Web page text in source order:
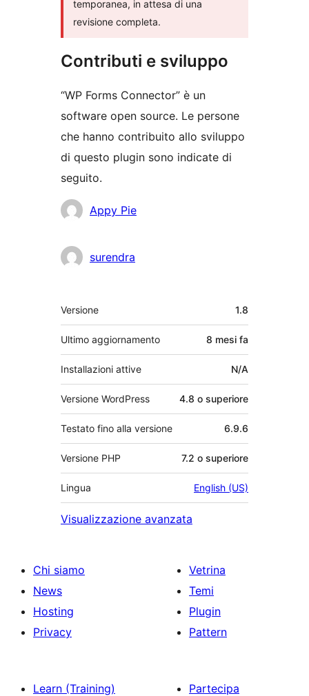
temporanea, in attesa di una
revisione completa.
Contributi e sviluppo
“WP Forms Connector” è un
software open source. Le persone
che hanno contribuito allo sviluppo
di questo plugin sono indicate di
seguito.
Collaboratori
Appy Pie
surendra
Meta
Versione 1.8
Ultimo aggiornamento 8 mesi fa
Installazioni attive N/A
Versione WordPress 4.8 o superiore
Testato fino alla versione 6.9.6
Versione PHP 7.2 o superiore
Lingua English (US)
Visualizzazione avanzata
Chi siamo
News
Hosting
Privacy
Vetrina
Temi
Plugin
Pattern
Learn (Training)
Partecipa